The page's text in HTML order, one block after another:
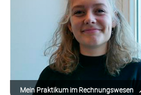
Mein Praktikum im Rechnungswesen